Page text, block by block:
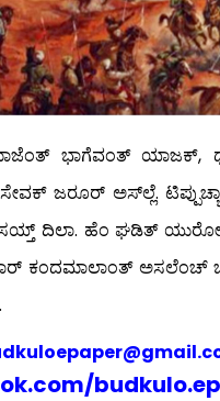
ಭಾಗೆವಂತ್
ಜರೂರ್ ಅಸ್‍ಲ್ಲೆ.
ಸಯ್ತ್ ದಿಲಾ. ಹೆಂ ಘಡಿತ್
ಕಂದಮಾಲಾಂತ್ ಅಸಲೆಂಚ್